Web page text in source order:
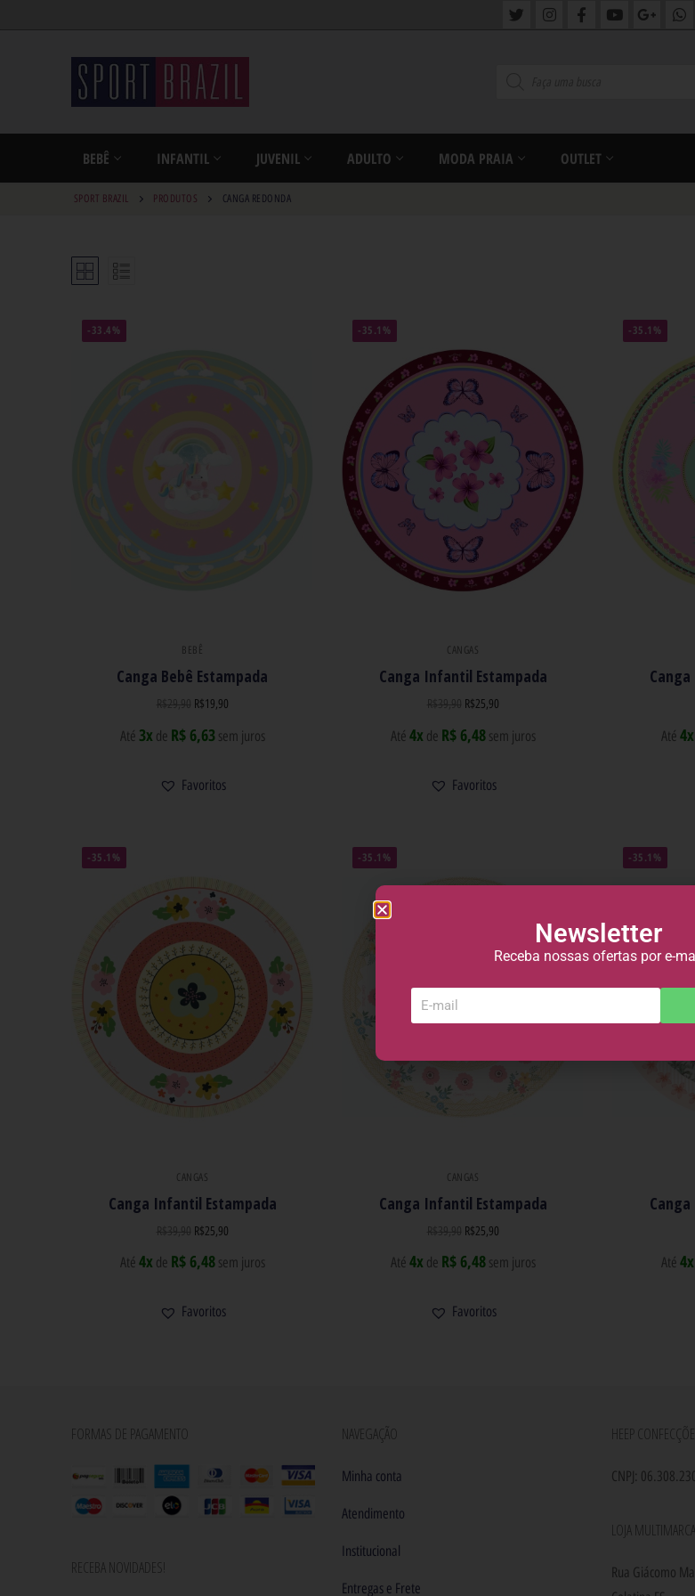
BEBÊ INFANTIL JUVENIL ADULTO MODA PRAIA OUTLET
SPORT BRAZIL PRODUTOS CANGA REDONDA
-33.4%
BEBÊ
Canga Bebê Estampada
R$19,90
Até 3x de R$ 6,63sem juros
Favoritos
-35.1%
CANGAS
Canga Infantil Estampada
R$25,90
Até 4x de R$ 6,48sem juros
Favoritos
-35.1%
Até 4x
-35.1%
CANGAS
Canga Infantil Estampada
R$25,90
Até 4x de R$ 6,48sem juros
Favoritos
-35.1%
CANGAS
Canga Infantil Estampada
R$25,90
Até 4x de R$ 6,48sem juros
Favoritos
-35.1%
Até 4x
FORMAS DE PAGAMENTO
RECEBA NOVIDADES!
NAVEGAÇÃO
Minha conta
Atendimento
Institucional
Entregas e Frete
HEEP
CNPJ:
LOJA
Rua Giácomo
Newsletter
Receba nossas ofertas por e-